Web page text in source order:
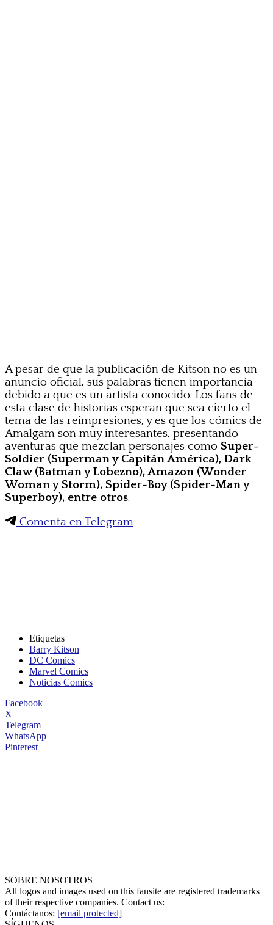
A pesar de que la publicación de Kitson no es un
anuncio oficial, sus palabras tienen importancia
debido a que es un artista conocido. Los fans de
esta clase de historias esperan que sea cierto el
tema de las reimpresiones, y es que los cómics de
Amalgam son muy interesantes, presentando
aventuras que mezclan personajes como Super-
Soldier (Superman y Capitán América), Dark
Claw (Batman y Lobezno), Amazon (Wonder
Woman y Storm), Spider-Boy (Spider-Man y
Superboy), entre otros.
Comenta en Telegram
Etiquetas
Barry Kitson
DC Comics
Marvel Comics
Noticias Comics
Facebook
X
Telegram
WhatsApp
Pinterest
SOBRE NOSOTROS
All logos and images used on this fansite are registered trademarks
of their respective companies. Contact us:
Contáctanos: [email protected]